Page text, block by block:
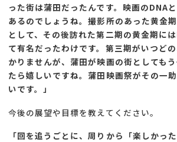
った街は蒲田だったんです。映画のDNA
あるのでしょうね。撮影所のあった黄金
として、その後訪れた第二期の黄金期に
て有名だったわけです。第三期がいつど
かりませんが、蒲田が映画の街としても
たら嬉しいですね。蒲田映画祭がその一
いです。」
今後の展望や目標を教えてください。
「回を追うごとに、周りから「楽しかっ